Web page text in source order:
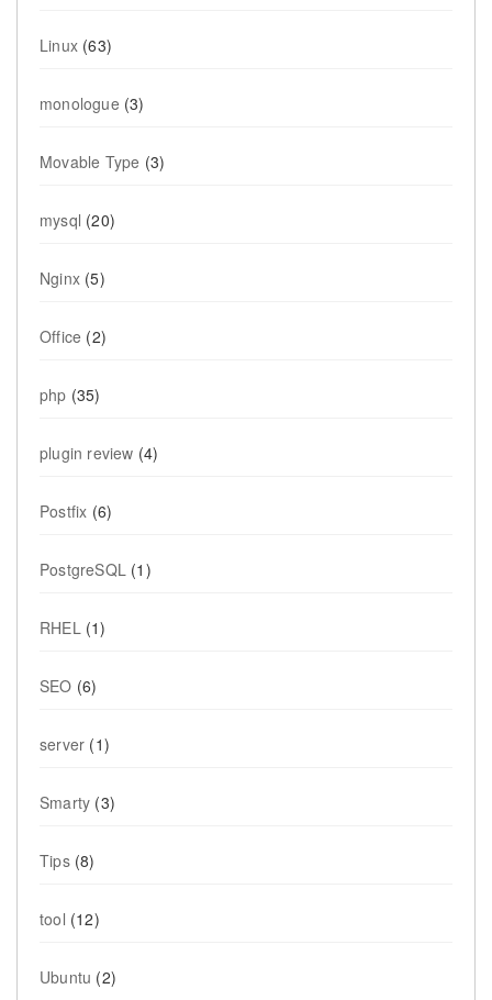
Linux (63)
monologue (3)
Movable Type (3)
mysql (20)
Nginx (5)
Office (2)
php (35)
plugin review (4)
Postfix (6)
PostgreSQL (1)
RHEL(1)
SEO (6)
server (1)
Smarty (3)
Tips(8)
tool (12)
Ubuntu (2)